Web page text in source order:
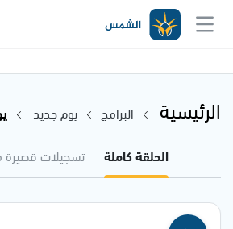
الرئيسية البرامج يوم جديد
الحلقة كاملة
تسجيلات قصيرة